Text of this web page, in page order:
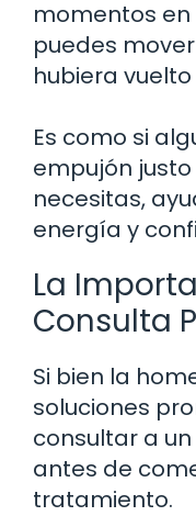
momentos en
puedes
hubiera
Es como si
empujón
necesitas,
energía y
La
Consulta
Si bien la
soluciones
consultar a
antes de
tratamiento.